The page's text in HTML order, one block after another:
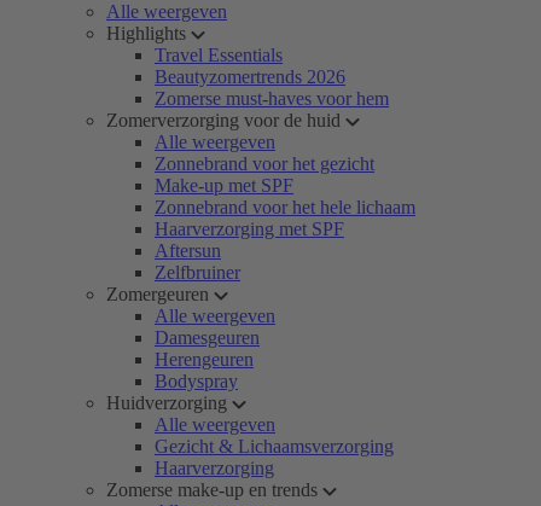
Alle weergeven
Highlights
Travel Essentials
Beautyzomertrends 2026
Zomerse must-haves voor hem
Zomerverzorging voor de huid
Alle weergeven
Zonnebrand voor het gezicht
Make-up met SPF
Zonnebrand voor het hele lichaam
Haarverzorging met SPF
Aftersun
Zelfbruiner
Zomergeuren
Alle weergeven
Damesgeuren
Herengeuren
Bodyspray
Huidverzorging
Alle weergeven
Gezicht & Lichaamsverzorging
Haarverzorging
Zomerse make-up en trends